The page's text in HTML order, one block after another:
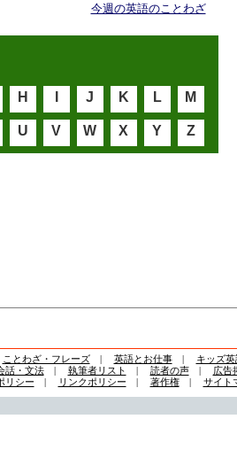
今週の英語のことわざ
H J K L M
U V W X Y Z
ことわざ・フレーズ| 英語とお仕事| キッズ英
話・文法| 執筆者リスト | 読者の声|
広告
リシー | リンクポリシー | 著作権| サイト